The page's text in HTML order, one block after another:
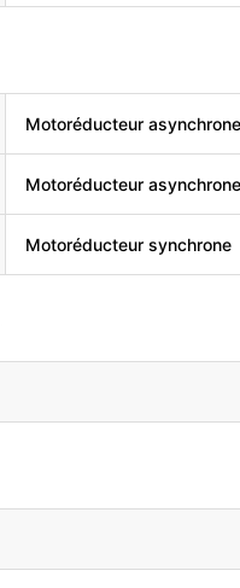
Motoréducteur asynchrone
Motoréducteur asynchrone
Motoréducteur synchrone